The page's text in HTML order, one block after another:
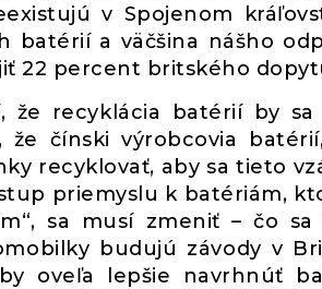
v Spojenom
batérií a väčšina nášho
22 percent britského
že recyklácia batérií by
že čínski výrobcovia
recyklovať, aby sa tieto
priemyslu k batériám,
sa musí zmeniť – čo
budujú závody v
oveľa lepšie navrhnúť